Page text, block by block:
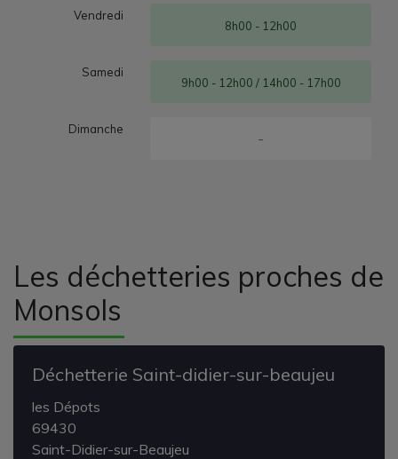
Les déchetteries proches de
Monsols
Déchetterie Saint-didier-sur-beaujeu
les Dépots
69430
Saint-Didier-sur-Beaujeu
Vendredi
8h00 - 12h00
Samedi
9h00 - 12h00 / 14h00 - 17h00
Dimanche
-